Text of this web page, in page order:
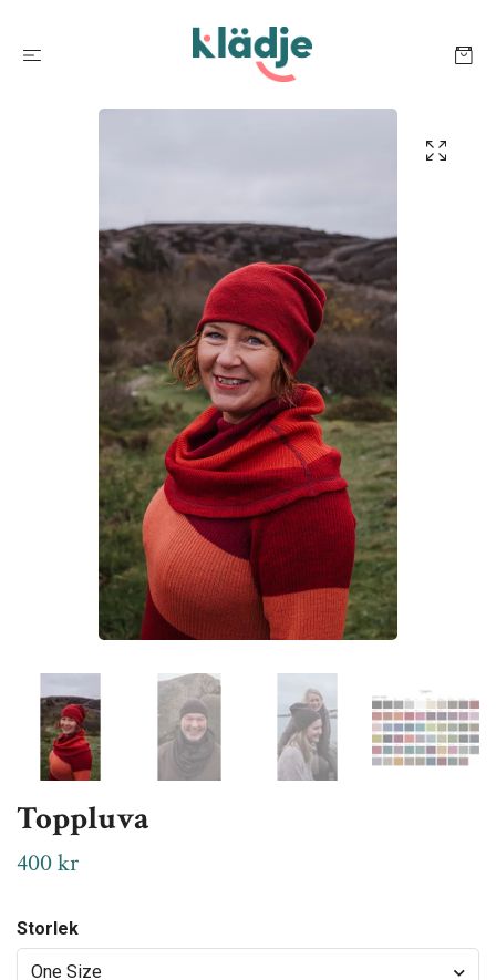
Toppluva
400 kr
Storlek
One Size